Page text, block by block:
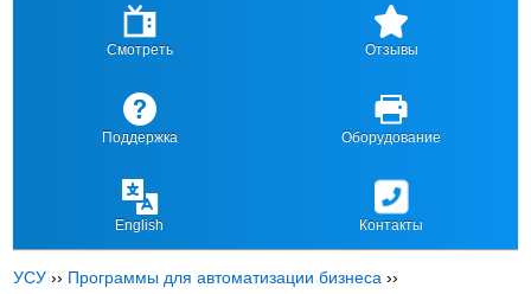
Смотреть Отзывы
Поддержка Оборудование
English Контакты
УСУ ›› Программы для автоматизации бизнеса ››